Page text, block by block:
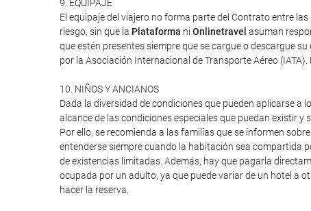
9. EQUIPAJE
El equipaje del viajero no forma parte del Contrato entre
riesgo, sin que la Plataforma ni Onlinetravel asuman
que estén presentes siempre que se cargue o descargue
por la Asociación Internacional de Transporte Aéreo
10. NIÑOS Y ANCIANOS
Dada la diversidad de condiciones que pueden aplicarse a
alcance de las condiciones especiales que puedan existir
Por ello, se recomienda a las familias que se informen
entenderse siempre cuando la habitación sea compartida
de existencias limitadas. Además, hay que pagarla
ocupada por un adulto, ya que puede variar de un hotel a
hacer la reserva.